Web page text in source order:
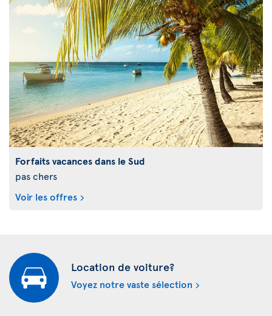
Forfaits vacances dans le Sud
pas chers
Voir les offres
Location de voiture?
Voyez notre vaste sélection